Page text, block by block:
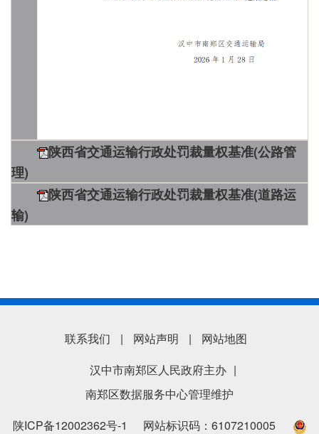
陕西省交通运输行政处罚裁量权基准(公路管
理)
陕西省交通运输行政处罚裁量权基准(道路运
输)
联系我们 | 网站声明 |
网站地图
汉中市南郑区人民政府主办 |
南郑区数据服务中心管理维护
陕ICP备12002362号-1
网站标识码：6107210005